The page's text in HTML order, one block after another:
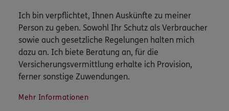
Ich bin verpflichtet, Ihnen Auskünfte zu meiner
Person zu geben. Sowohl Ihr Schutz als Verbraucher
sowie auch gesetzliche Regelungen halten mich
dazu an. Ich biete Beratung an, für die
Versicherungsvermittlung erhalte ich Provision,
ferner sonstige Zuwendungen.
Mehr Informationen